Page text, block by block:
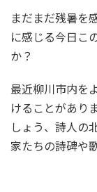
まだまだ残暑を
に感じる今日こ
か？
最近柳川市内を
けることがあり
しょう、詩人の
家たちの詩碑や